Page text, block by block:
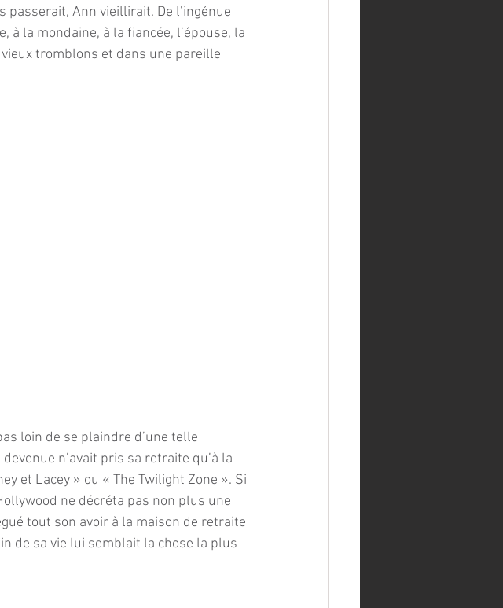
passerait, Ann vieillirait. De l’ingénue
à la mondaine, à la fiancée, l’épouse, la
tromblons et dans une pareille
loin de se plaindre d’une telle
n’avait pris sa retraite qu’à la
et Lacey » ou « The Twilight Zone ». Si
ne décréta pas non plus une
tout son avoir à la maison de retraite
de sa vie lui semblait la chose la plus